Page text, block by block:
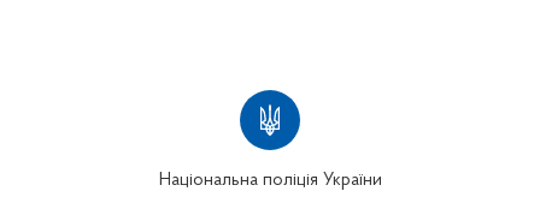
Національна поліція України